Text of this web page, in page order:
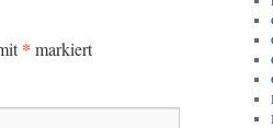
* markiert